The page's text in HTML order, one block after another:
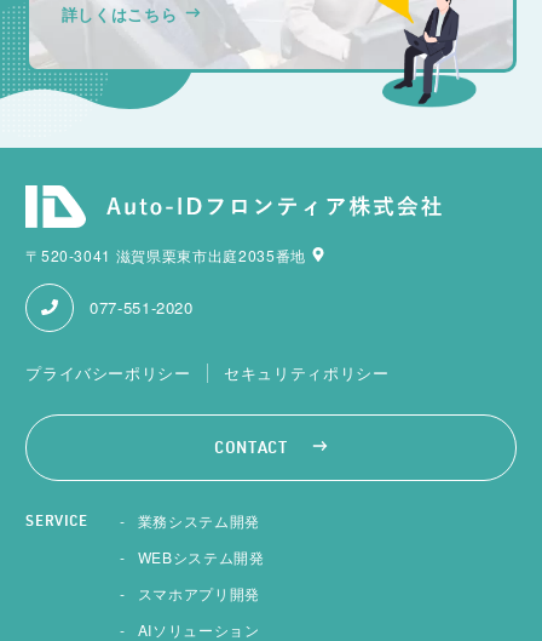
詳しくはこちら
〒520-3041 滋賀県栗東市出庭2035番地
077-551-2020
プライバシーポリシー セキュリティポリシー
CONTACT
SERVICE
業務システム開発
WEBシステム開発
スマホアプリ開発
AIソリューション